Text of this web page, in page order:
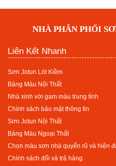
NHÀ PHÂN PHỐI
Liên Kết Nhanh
Sơn Jotun Lót Kiềm
Bảng Màu Nội Thất
Nhà xinh với gam màu trung tính
Chính sách bảo mật thông tin
Sơn Jotun Nội Thất
Bảng Màu Ngoại Thất
Chọn màu sơn nhà quyến rũ và hiện
Chính sách đổi và trả hàng